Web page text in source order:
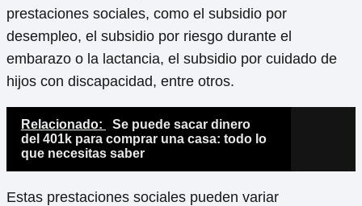
prestaciones sociales, como el subsidio por
desempleo, el subsidio por riesgo durante el
embarazo o la lactancia, el subsidio por cuidado de
hijos con discapacidad, entre otros.
Relacionado:
Se puede sacar dinero
del 401k para comprar una casa: todo lo
que necesitas saber
Estas prestaciones sociales pueden variar